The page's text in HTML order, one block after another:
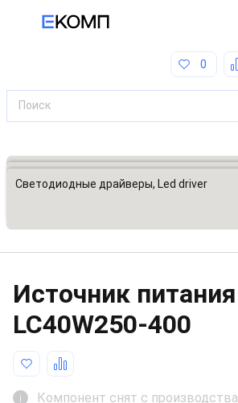
0
Все категории
Источники питания, блоки питания
Светодиодные драйверы, Led driver
Источник питания
LC40W250-400
i Компонент снят с производства